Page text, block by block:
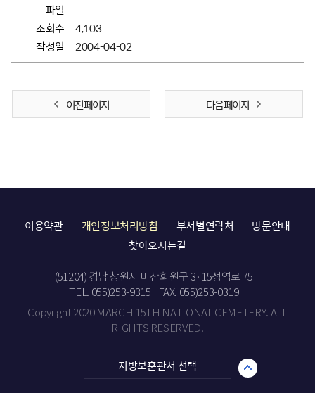
파일
조회수
4,103
작성일
2004-04-02
이전 페이지 다음 페이지
이용약관 개인정보처리방침 부서별연락처
방문안내
찾아오시는길
(51204) 경남 창원시 마산회원구 3·15성역로 75
TEL. 055)253-9315
FAX. 055)253-0319
Copyright 2020 MARCH 15TH NATIONAL CEMETERY. ALL
RIGHTS RESERVED.
지방보훈관서 선택